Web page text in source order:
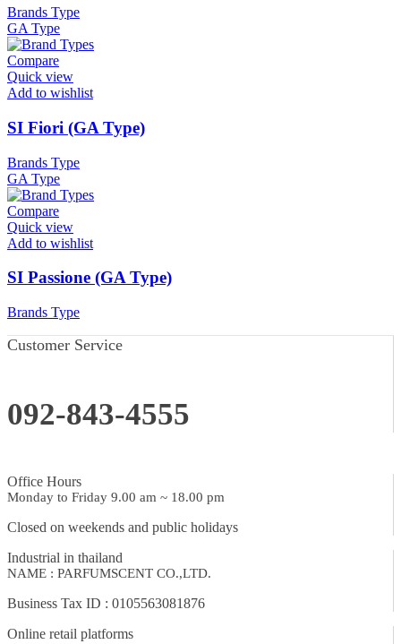
Brands Type
GA Type
Compare
Quick view
Add to wishlist
SI Fiori (GA Type)
Brands Type
GA Type
Compare
Quick view
Add to wishlist
SI Passione (GA Type)
Brands Type
Customer Service
092-843-4555
Office Hours
Monday to Friday 9.00 am ~ 18.00 pm
Closed on weekends and public holidays
Industrial in thailand
NAME : PARFUMSCENT CO.,LTD.
Business Tax ID : 0105563081876
Online retail platforms